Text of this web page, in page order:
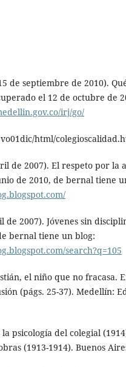
de septiembre de 2010).
el 12 de octubre de
irj/go/
html/
de 2007). El respeto por la
de 2010, de bernal tiene
de 2007). Jóvenes sin
bernal tiene un blog:
search?q=105
el niño que no fracasa.
(págs. 25-37). Medellín:
psicología del colegial
(1913-1914). Buenos